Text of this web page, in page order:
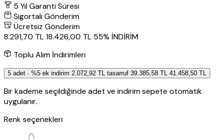
5 Yıl Garanti Süresi
Sigortalı Gönderim
Ücretsiz Gönderim
8.291,70 TL18.426,00 TL 55% İNDİRİM
Toplu Alım İndirimleri
5 adet · %5 ek indirim 2.072,92 TL tasarruf 39.385,58 TL 41.458,50 TL
Bir kademe seçildiğinde adet ve indirim sepete otomatik
uygulanır.
Renk seçenekleri